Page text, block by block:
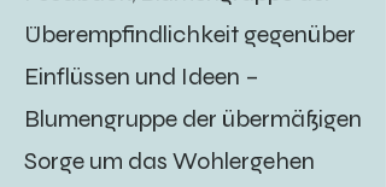
Überempfindlichkeit gegenüber
Einflüssen und Ideen –
Blumengruppe der übermäßigen
Sorge um das Wohlergehen